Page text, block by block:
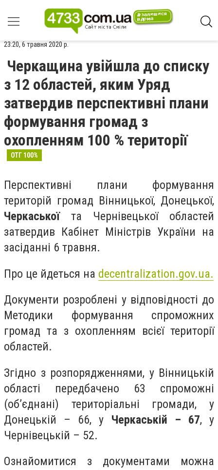
23:20, 6 травня 2020 р.
Черкащина увійшла до списку
з 12 областей, яким Уряд
затвердив перспективні плани
формування громад з
охопленням 100 % території
ОТГ 100%
Перспективні плани формування
територій громад Вінницької, Донецької,
Черкаськоїта Чернівецької областей
затвердив Кабінет Міністрів України на
засіданні 6 травня.
Про це йдеться на decentralization.gov.ua.
Документи розроблені у відповідності до
Методики формування спроможних
громад та з охопленням всієї території
областей.
Згідно з розпорядженнями, у Вінницькій
області передбачено 63 спроможні
(об’єднані) територіальні громади, у
Донецькій – 66, у Черкаській – 67, у
Чернівецькій – 52.
Ознайомитися з документами можна